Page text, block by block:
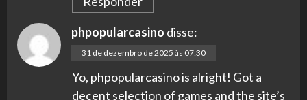
phpopularcasino disse:
31 de dezembro de 2025 às 07:30
Yo, phpopularcasino is alright! Got a
decent selection of games and the site’s